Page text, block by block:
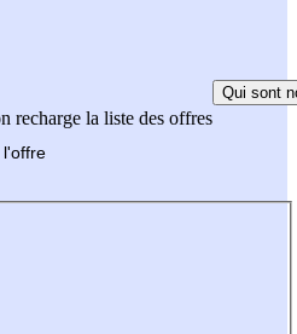
recharge la liste des offres
Qui sont
l'offre